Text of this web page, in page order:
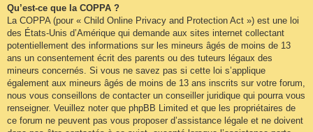
Qu’est-ce que la COPPA ?
La COPPA (pour « Child Online Privacy and Protection Act ») est une loi
des États-Unis d’Amérique qui demande aux sites internet collectant
potentiellement des informations sur les mineurs âgés de moins de 13
ans un consentement écrit des parents ou des tuteurs légaux des
mineurs concernés. Si vous ne savez pas si cette loi s’applique
également aux mineurs âgés de moins de 13 ans inscrits sur votre forum,
nous vous conseillons de contacter un conseiller juridique qui pourra vous
renseigner. Veuillez noter que phpBB Limited et que les propriétaires de
ce forum ne peuvent pas vous proposer d’assistance légale et ne doivent